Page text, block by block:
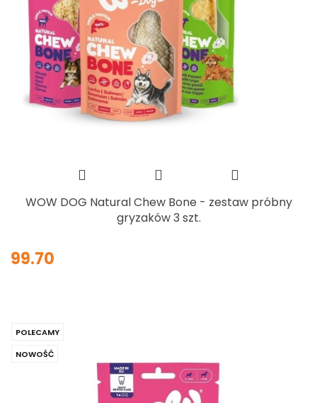
WOW DOG Natural Chew Bone - zestaw próbny
gryzaków 3 szt.
99.70
POLECAMY
NOWOŚĆ